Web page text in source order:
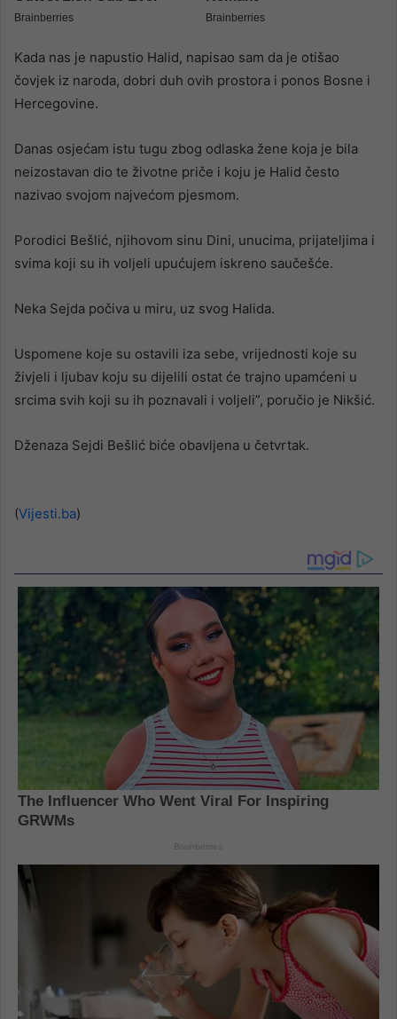
Kada nas je napustio Halid, napisao sam da je otišao
čovjek iz naroda, dobri duh ovih prostora i ponos Bosne i
Hercegovine.
Danas osjećam istu tugu zbog odlaska žene koja je bila
neizostavan dio te životne priče i koju je Halid često
nazivao svojom najvećom pjesmom.
Porodici Bešlić, njihovom sinu Dini, unucima, prijateljima i
svima koji su ih voljeli upućujem iskreno saučešće.
Neka Sejda počiva u miru, uz svog Halida.
Uspomene koje su ostavili iza sebe, vrijednosti koje su
živjeli i ljubav koju su dijelili ostat će trajno upamćeni u
srcima svih koji su ih poznavali i voljeli”, poručio je Nikšić.
Dženaza Sejdi Bešlić biće obavljena u četvrtak.
(Vijesti.ba)